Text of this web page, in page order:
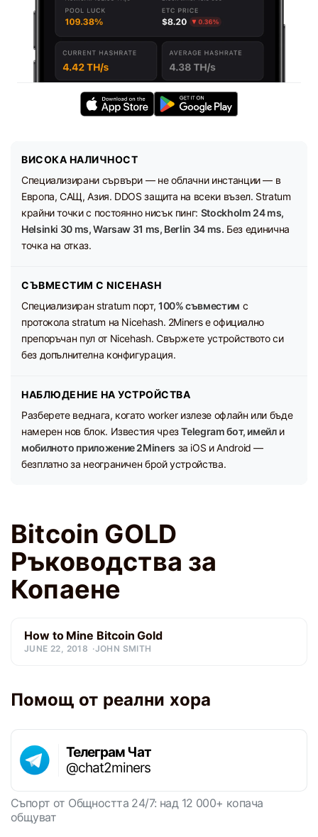
ВИСОКА НАЛИЧНОСТ
Специализирани сървъри — не облачни инстанции — в
Европа, САЩ, Азия. DDOS защита на всеки възел. Stratum
крайни точки с постоянно нисък пинг: Stockholm 24 ms,
Helsinki 30 ms, Warsaw 31 ms, Berlin 34 ms. Без единична
точка на отказ.
СЪВМЕСТИМ С NICEHASH
Специализиран stratum порт, 100% съвместим с
протокола stratum на Nicehash. 2Miners е официално
препоръчан пул от Nicehash. Свържете устройството си
без допълнителна конфигурация.
НАБЛЮДЕНИЕ НА УСТРОЙСТВА
Разберете веднага, когато worker излезе офлайн или бъде
намерен нов блок. Известия чрезTelegram бот, имейли
мобилното приложение 2Miners за iOS и Android —
безплатно за неограничен брой устройства.
Bitcoin GOLD
Ръководства за
Копаене
How to Mine Bitcoin Gold
JUNE 22, 2018 JOHN SMITH
Помощ от реални хора
Телеграм Чат
@chat2miners
Съпорт от Общността 24/7: над 12 000+ копача
общуват